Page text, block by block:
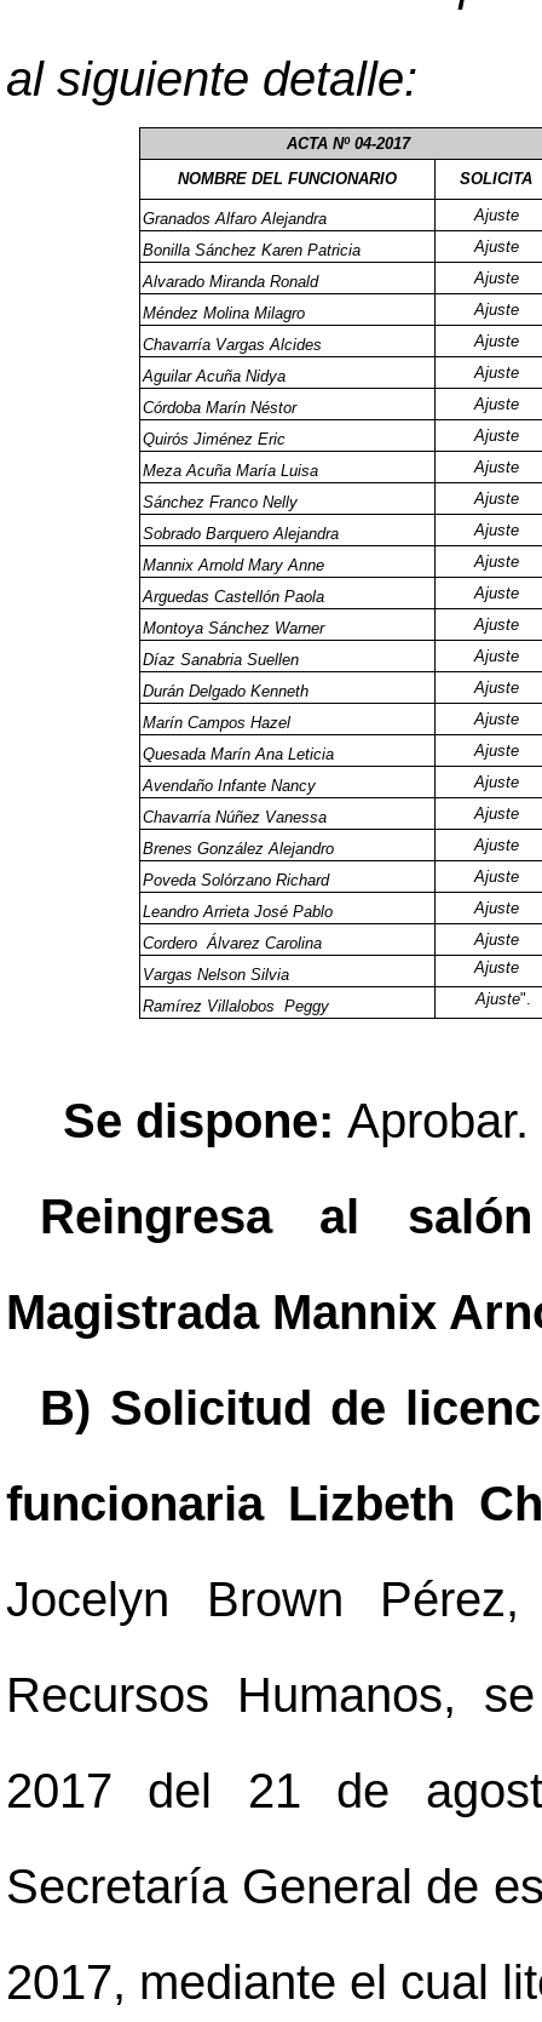
al siguiente detalle:
ACTA Nº 04-2017
NOMBRE DEL FUNCIONARIO
SOLICITA
Granados Alfaro Alejandra
Ajuste
Bonilla Sánchez Karen Patricia
Ajuste
Alvarado Miranda Ronald
Ajuste
Méndez Molina Milagro
Ajuste
Chavarría Vargas Alcides
Ajuste
Aguilar Acuña Nidya
Ajuste
Córdoba Marín Néstor
Ajuste
Quirós Jiménez Eric
Ajuste
Meza Acuña María Luisa
Ajuste
Sánchez Franco Nelly
Ajuste
Sobrado Barquero Alejandra
Ajuste
Mannix Arnold Mary Anne
Ajuste
Arguedas Castellón Paola
Ajuste
Montoya Sánchez Warner
Ajuste
Díaz Sanabria Suellen
Ajuste
Durán Delgado Kenneth
Ajuste
Marín Campos Hazel
Ajuste
Quesada Marín Ana Leticia
Ajuste
Avendaño Infante Nancy
Ajuste
Chavarría Núñez Vanessa
Ajuste
Brenes González Alejandro
Ajuste
Poveda Solórzano Richard
Ajuste
Leandro Arrieta José Pablo
Ajuste
Cordero Álvarez Carolina
Ajuste
Vargas Nelson Silvia
Ajuste
Ramírez Villalobos Peggy Ajuste".
Se dispone: Aprobar.
Reingresa al
Magistrada Mannix
B) Solicitud de
funcionaria Lizbeth
Jocelyn Brown
Recursos Humanos,
2017 del 21 de
Secretaría General de
2017, mediante el cual